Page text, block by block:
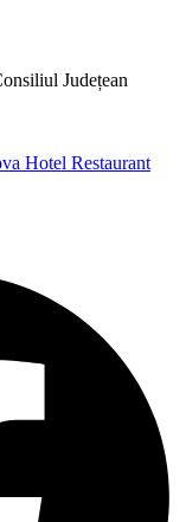
Județean